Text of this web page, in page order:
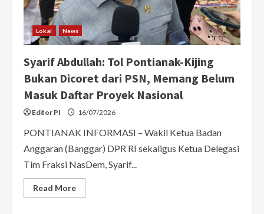
Lokal News
Syarif Abdullah: Tol Pontianak-Kijing
Bukan Dicoret dari PSN, Memang Belum
Masuk Daftar Proyek Nasional
Editor PI 16/07/2026
PONTIANAK INFORMASI – Wakil Ketua Badan
Anggaran (Banggar) DPR RI sekaligus Ketua Delegasi
Tim Fraksi NasDem, Syarif...
Read MoreRead
more